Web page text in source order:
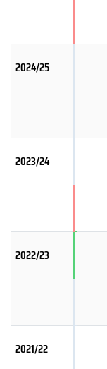
2024/25
2023/24
2022/23
2021/22